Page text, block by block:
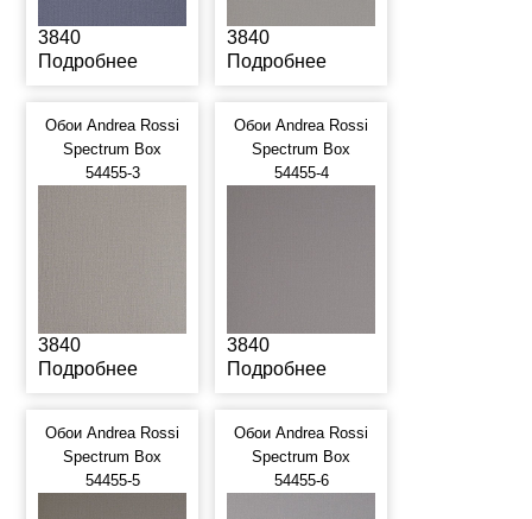
3840
Подробнее
3840
Подробнее
Обои Andrea Rossi
Spectrum Box
54455-3
3840
Подробнее
Обои Andrea Rossi
Spectrum Box
54455-4
3840
Подробнее
Обои Andrea Rossi
Spectrum Box
54455-5
Обои Andrea Rossi
Spectrum Box
54455-6